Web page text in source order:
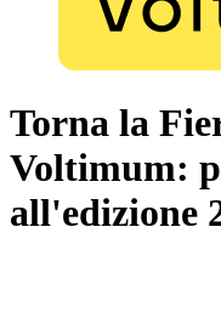
Torna la
Voltimum:
all'edizione